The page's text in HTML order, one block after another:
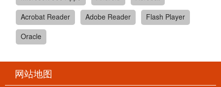
Acrobat Reader
Adobe Reader
Flash Player
Oracle
网站地图